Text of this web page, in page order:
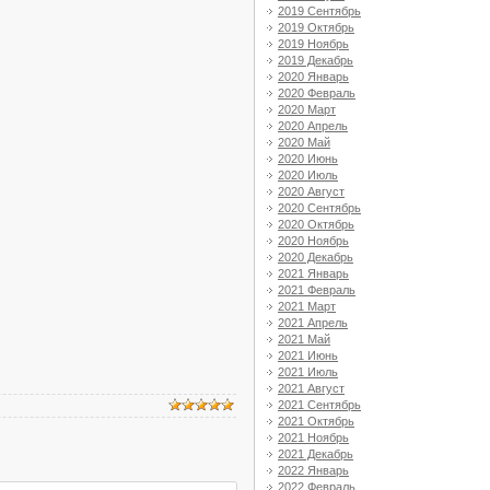
2019 Сентябрь
2019 Октябрь
2019 Ноябрь
2019 Декабрь
2020 Январь
2020 Февраль
2020 Март
2020 Апрель
2020 Май
2020 Июнь
2020 Июль
2020 Август
2020 Сентябрь
2020 Октябрь
2020 Ноябрь
2020 Декабрь
2021 Январь
2021 Февраль
2021 Март
2021 Апрель
2021 Май
2021 Июнь
2021 Июль
2021 Август
2021 Сентябрь
2021 Октябрь
2021 Ноябрь
2021 Декабрь
2022 Январь
2022 Февраль